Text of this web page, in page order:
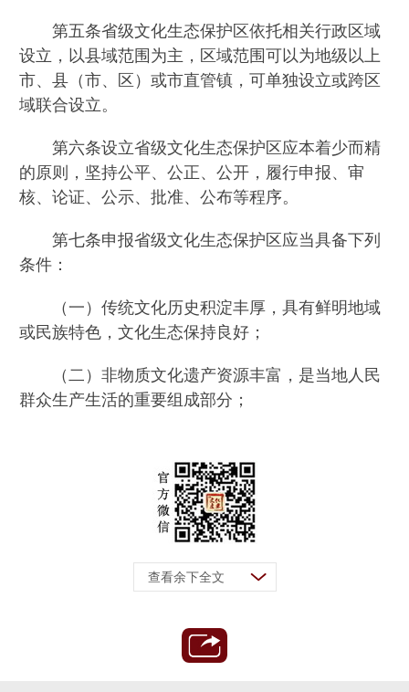
第五条省级文化生态保护区依托相关行政区域
设立，以县域范围为主，区域范围可以为地级以上
市、县（市、区）或市直管镇，可单独设立或跨区
域联合设立。
第六条设立省级文化生态保护区应本着少而精
的原则，坚持公平、公正、公开，履行申报、审
核、论证、公示、批准、公布等程序。
第七条申报省级文化生态保护区应当具备下列
条件：
（一）传统文化历史积淀丰厚，具有鲜明地域
或民族特色，文化生态保持良好；
（二）非物质文化遗产资源丰富，是当地人民
群众生产生活的重要组成部分；
查看余下全文